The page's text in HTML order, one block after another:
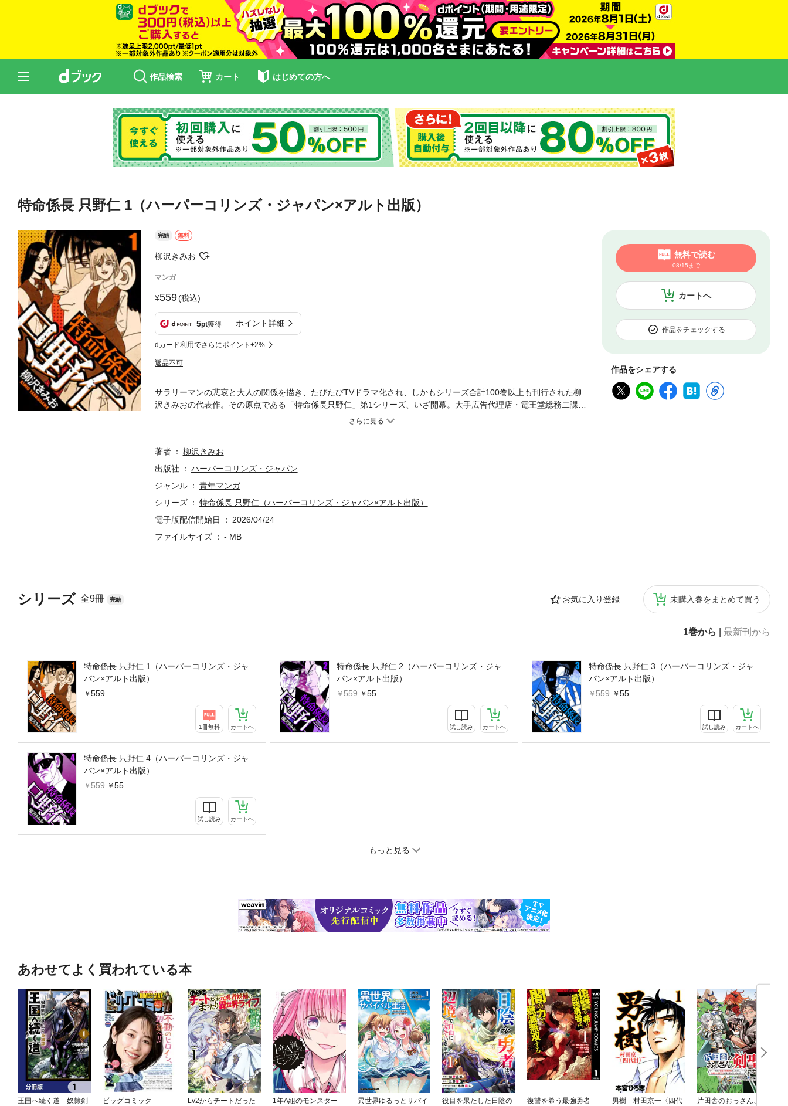
作品検索 カート はじめての方へ
特命係長 只野仁 1（ハーパーコリンズ・ジャパン×アルト出版）
完結 無料
柳沢きみお
マンガ
559(税込)
5pt獲得 ポイント詳細
dカード利用でさらにポイント+2%
返品不可
カートへ
無料で読む
08/15まで
作品をチェックする
作品をシェアする
シリーズ 全9冊 完結 お気に入り登録 未購入巻をまとめて買う
1巻から 最新刊から
特命係長 只野仁 1（ハーパーコリンズ・ジャ
パン×アルト出版）
559
1冊無料 カートへ
特命係長 只野仁 2（ハーパーコリンズ・ジャ
パン×アルト出版）
559
55
試し読み カートへ
特命係長 只野仁 3（ハーパーコリンズ・ジャ
パン×アルト出版）
559
55
試し読み カートへ
特命係長 只野仁 4（ハーパーコリンズ・ジャ
パン×アルト出版）
559
55
試し読み カートへ
もっと見る
サラリーマンの悲哀と大人の関係を描き、たびたびTVドラマ化され、しかもシリーズ合計100巻以上も刊行された柳
沢きみおの代表作。その原点である「特命係長只野仁」第1シリーズ、いざ開幕。大手広告代理店・電王堂総務二課の
冴えない係長・只野仁には裏の顔があった。会社の最高権力者・黒川会長からの特命を受け、社内外で巻き起こるト
1」第3話「問題社員2」第4話「問題社員3」第5話「問題社員4」第6話「代償」第7話「派閥」第8話「拉致」第9話
「美女アナ1」第10話「美女アナ2」第11話「美女アナ3」第12話「美女アナ4」初出：週刊現代（講談社）
著者
柳沢きみお
出版社
ハーパーコリンズ・ジャパン
ジャンル
青年マンガ
シリーズ
特命係長 只野仁（ハーパーコリンズ・ジャパン×アルト出版）
電子版配信開始日
2026/04/24
ファイルサイズ
- MB
あわせてよく買われている本
王国へ続く道 奴隷剣
ビッグコミック
Lv2からチートだった
1年A組のモンスター
異世界ゆるっとサバイ
役目を果たした日陰の
復讐を希う最強勇者
男樹 村田京一〈四代
片田舎のおっさん、剣